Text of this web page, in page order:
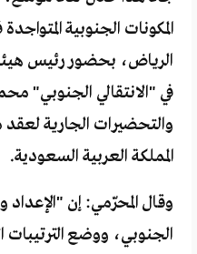
المكونات الجنوبية
الرياض، بحضور رئيس هيئة
في "الانتقالي الجنوبي"
والتحضيرات الجارية لعقد
المملكة العربية السعودية.
وقال المحرّمي: إن "الإعداد
الجنوبي، ووضع الترتيبات